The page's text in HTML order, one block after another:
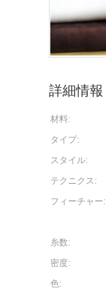
詳細情報
材料:
タイプ:
スタイル:
テクニクス:
フィーチャー:
糸数:
密度:
色: